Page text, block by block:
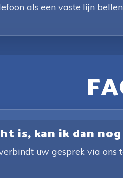
als een vaste lijn
is, kan ik dan
uw gesprek via